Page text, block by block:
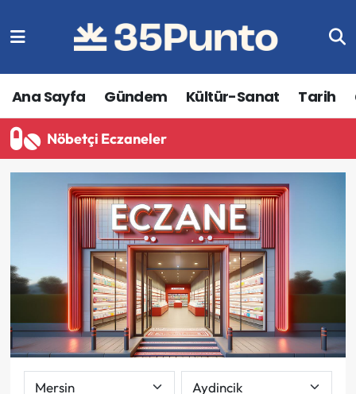
Ana Sayfa Gündem Kültür-Sanat Tarih
Nöbetçi Eczaneler